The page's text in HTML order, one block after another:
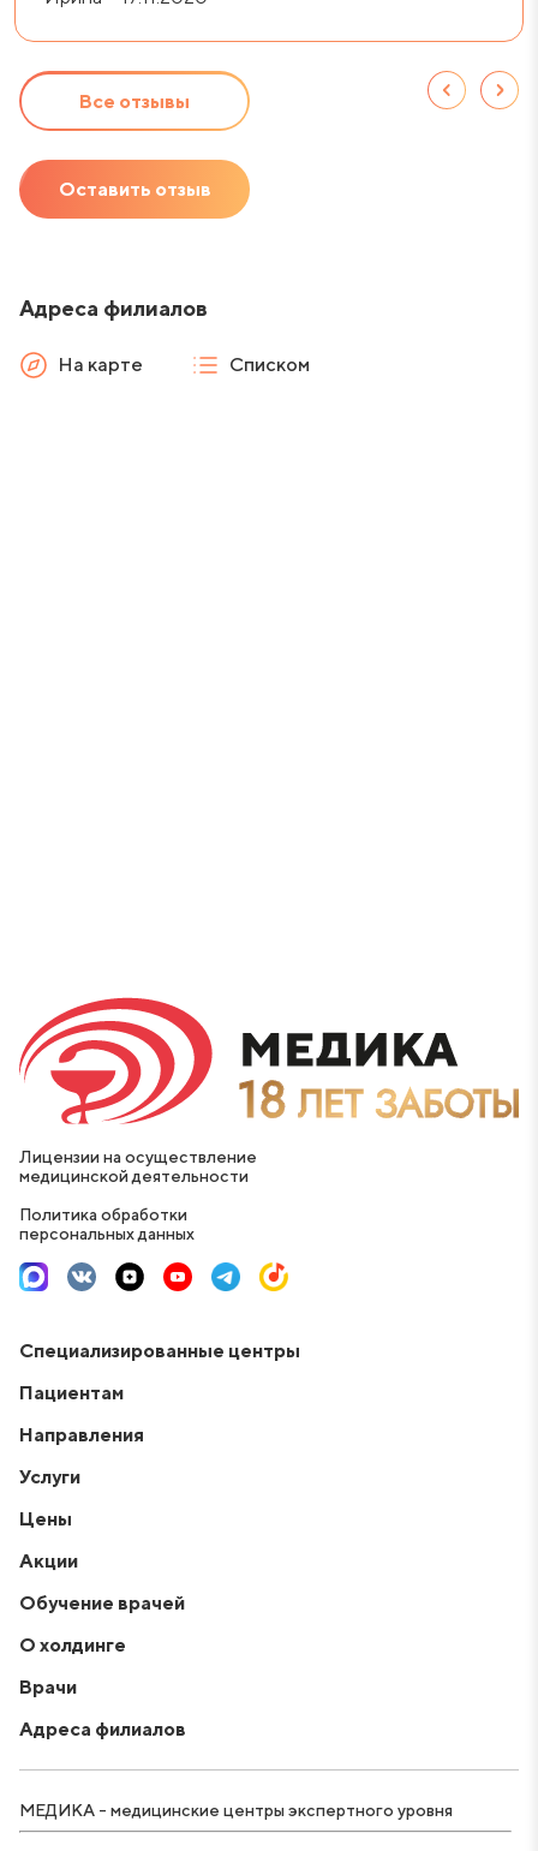
Все отзывы
Оставить отзыв
Адреса филиалов
На карте Списком
Лицензии на осуществление
медицинской деятельности
Политика обработки
персональных данных
Специализированные центры
Пациентам
Направления
Услуги
Цены
Акции
Обучение врачей
О холдинге
Врачи
Адреса филиалов
МЕДИКА - медицинские центры экспертного уровня